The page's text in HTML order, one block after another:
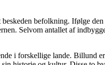
befolkning. Ifølge
Selvom antallet af
i forskellige lande. Billund